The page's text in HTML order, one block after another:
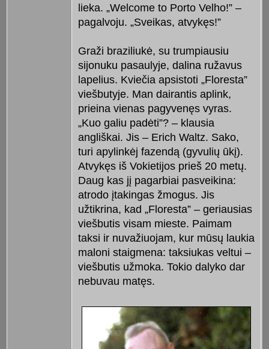
lieka. „Welcome to Porto Velho!” –
pagalvoju. „Sveikas, atvykęs!”
Graži braziliukė, su trumpiausiu
sijonuku pasaulyje, dalina ružavus
lapelius. Kviečia apsistoti „Floresta”
viešbutyje. Man dairantis aplink,
prieina vienas pagyvenęs vyras.
„Kuo galiu padėti”? – klausia
angliškai. Jis – Erich Waltz. Sako,
turi apylinkėj fazendą (gyvulių ūkį).
Atvykęs iš Vokietijos prieš 20 metų.
Daug kas jį pagarbiai pasveikina:
atrodo įtakingas žmogus. Jis
užtikrina, kad „Floresta” – geriausias
viešbutis visam mieste. Paimam
taksi ir nuvažiuojam, kur mūsų laukia
maloni staigmena: taksiukas veltui –
viešbutis užmoka. Tokio dalyko dar
nebuvau matęs.